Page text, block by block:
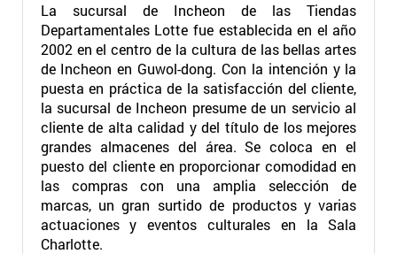
La sucursal de Incheon de las Tiendas
Departamentales Lotte fue establecida en el año
2002 en el centro de la cultura de las bellas artes
de Incheon en Guwol-dong. Con la intención y la
puesta en práctica de la satisfacción del cliente,
la sucursal de Incheon presume de un servicio al
cliente de alta calidad y del título de los mejores
grandes almacenes del área. Se coloca en el
puesto del cliente en proporcionar comodidad en
las compras con una amplia selección de
marcas, un gran surtido de productos y varias
actuaciones y eventos culturales en la Sala
Charlotte.